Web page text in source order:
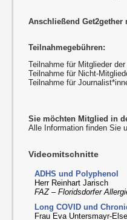
Anschließend Get2gether
Teilnahmegebühren:
Teilnahme für Mitglieder
Teilnahme für Nicht-
Teilnahme für
Sie möchten Mitglied in
Alle Information finden Sie
Videomitschnitte
ADHS und Polyphenol
Herr Reinhart Jarisch
FAZ – Floridsdorfer
Long COVID und
Frau Eva Untersmayr-